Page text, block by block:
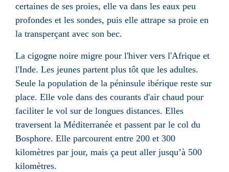
certaines de ses proies, elle va dans les eaux peu
profondes et les sondes, puis elle attrape sa proie en
la transperçant avec son bec.
La cigogne noire migre pour l'hiver vers l'Afrique et
l'Inde. Les jeunes partent plus tôt que les adultes.
Seule la population de la péninsule ibérique reste sur
place. Elle vole dans des courants d'air chaud pour
faciliter le vol sur de longues distances. Elles
traversent la Méditerranée et passent par le col du
Bosphore. Elle parcourent entre 200 et 300
kilomètres par jour, mais ça peut aller jusqu’à 500
kilomètres.